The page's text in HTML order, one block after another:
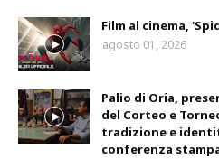
Film al cinema,
agosto 01, 2026
Palio di Oria,
del Corteo e
tradizione e
conferenza